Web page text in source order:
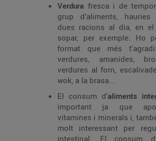
Verdura fresca i de
grup d’aliments,
dues racions al dia, en
sopar, per exemple. Ho
format que més
verdures, amanides,
verdures al forn,
wok, a la brasa...
El consum d’aliments
important ja que
vitamines i minerals i,
molt interessant per
intestinal. El consum